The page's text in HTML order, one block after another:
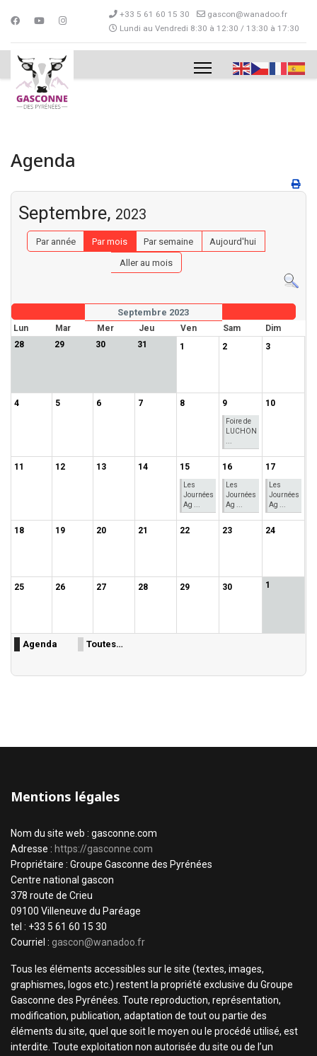
+33 5 61 60 15 30
gascon@wanadoo.fr
Lundi au Vendredi 8:30 à 12:30 / 13:30 à 17:30
Agenda
Septembre, 2023
Par année Par mois Par semaine
Aujourd'hui
Aller au mois
Septembre 2023
Lun Mar Mer Jeu Ven Sam
Dim
28
29 30 31 1 2 3
4 5 6 7 8 9
Foire de
LUCHON
10
11 12 13 14 15
Les
Journées
Ag ...
16
Les
Journées
Ag ...
17
Les
Journées
Ag ...
18 19 20 21 22 23 24
25 26 27 28 29 30 1
Agenda Toutes…
Mentions légales
Nom du site web : gasconne.com
Adresse : https://gasconne.com
Propriétaire : Groupe Gasconne des Pyrénées
Centre national gascon
378 route de Crieu
09100 Villeneuve du Paréage
tel : +33 5 61 60 15 30
Courriel : gascon@wanadoo.fr
Tous les éléments accessibles sur le site (textes, images,
graphismes, logos etc.) restent la propriété exclusive du Groupe
Gasconne des Pyrénées. Toute reproduction, représentation,
modification, publication, adaptation de tout ou partie des
éléments du site, quel que soit le moyen ou le procédé utilisé, est
interdite. Toute exploitation non autorisée du site ou de l’un